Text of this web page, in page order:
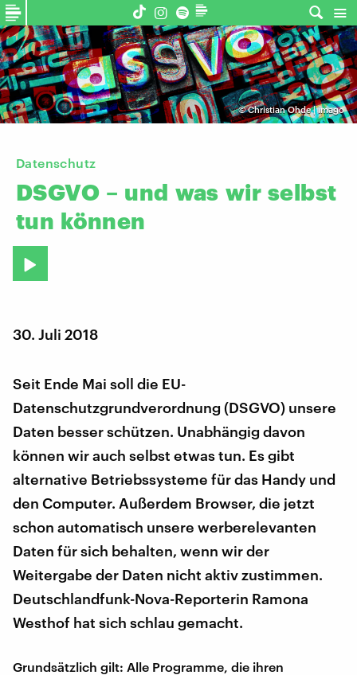
©Christian Ohde | imago
Datenschutz
DSGVO – und was wir selbst
tun können
30. Juli 2018
Seit Ende Mai soll die EU-
Datenschutzgrundverordnung (DSGVO) unsere
Daten besser schützen. Unabhängig davon
können wir auch selbst etwas tun. Es gibt
alternative Betriebssysteme für das Handy und
den Computer. Außerdem Browser, die jetzt
schon automatisch unsere werberelevanten
Daten für sich behalten, wenn wir der
Weitergabe der Daten nicht aktiv zustimmen.
Deutschlandfunk-Nova-Reporterin Ramona
Westhof hat sich schlau gemacht.
Grundsätzlich gilt: Alle Programme, die ihren